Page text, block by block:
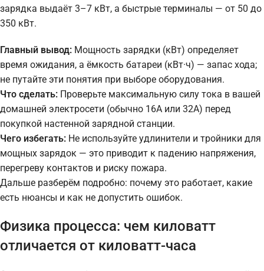
зарядка выдаёт 3–7 кВт, а быстрые терминалы — от 50 до
350 кВт.
Главный вывод: Мощность зарядки (кВт) определяет
время ожидания, а ёмкость батареи (кВт·ч) — запас хода;
не путайте эти понятия при выборе оборудования.
Что сделать: Проверьте максимальную силу тока в вашей
домашней электросети (обычно 16А или 32А) перед
покупкой настенной зарядной станции.
Чего избегать: Не используйте удлинители и тройники для
мощных зарядок — это приводит к падению напряжения,
перегреву контактов и риску пожара.
Дальше разберём подробно: почему это работает, какие
есть нюансы и как не допустить ошибок.
Физика процесса: чем киловатт
отличается от киловатт-часа